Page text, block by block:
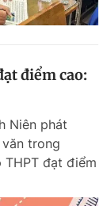
điểm cao:
Niên phát
trong
đạt điểm